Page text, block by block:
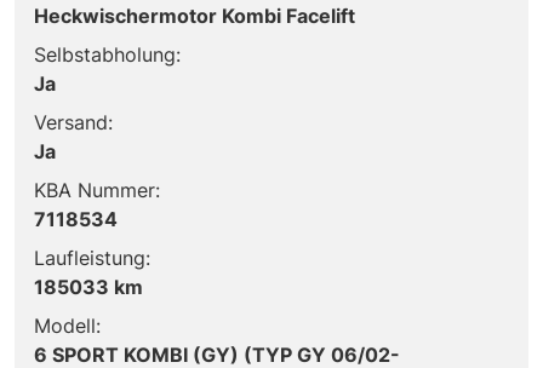
Heckwischermotor Kombi Facelift
Selbstabholung:
Ja
Versand:
Ja
KBA Nummer:
7118534
Laufleistung:
185033 km
Modell:
6 SPORT KOMBI (GY) (TYP GY 06/02-